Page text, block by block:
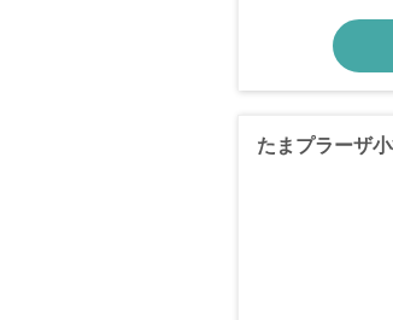
たまプラーザ